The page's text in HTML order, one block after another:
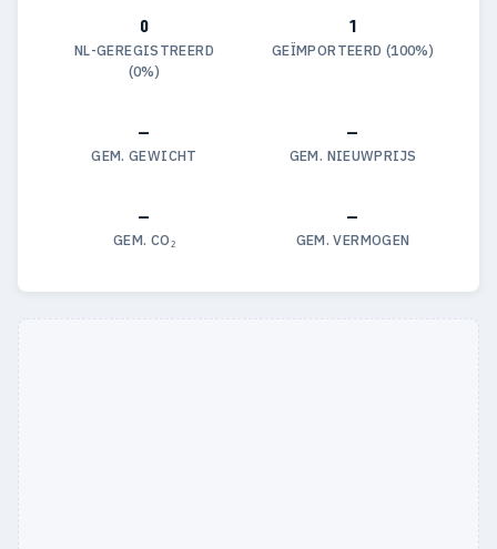
0
NL-GEREGISTREERD
(0%)
1
GEÏMPORTEERD (100%)
—
GEM. GEWICHT
—
GEM. NIEUWPRIJS
—
GEM. CO₂
—
GEM. VERMOGEN